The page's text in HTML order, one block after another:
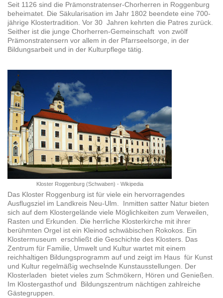
Seit 1126 sind die Prämonstratenser-Chorherren in Roggenburg
beheimatet. Die Säkularisation im Jahr 1802 beendete eine 700-
jährige Klostertradition. Vor 30 Jahren kehrten die Patres zurück.
Seither ist die junge Chorherren-Gemeinschaft von zwölf
Prämonstratensern vor allem in der Pfarrseelsorge, in der
Bildungsarbeit und in der Kulturpflege tätig.
Kloster Roggenburg (Schwaben) - Wikipedia
Das Kloster Roggenburg ist für viele ein hervorragendes
Ausflugsziel im Landkreis Neu-Ulm. Inmitten satter Natur bieten
sich auf dem Klostergelände viele Möglichkeiten zum Verweilen,
Rasten und Erkunden. Die herrliche Klosterkirche mit ihrer
berühmten Orgel ist ein Kleinod schwäbischen Rokokos. Ein
Klostermuseum erschließt die Geschichte des Klosters. Das
Zentrum für Familie, Umwelt und Kultur wartet mit einem
reichhaltigen Bildungsprogramm auf und zeigt im Haus für Kunst
und Kultur regelmäßig wechselnde Kunstausstellungen. Der
Klosterladen bietet vieles zum Schmökern, Hören und Genießen.
Im Klostergasthof und Bildungszentrum nächtigen zahlreiche
Gästegruppen.